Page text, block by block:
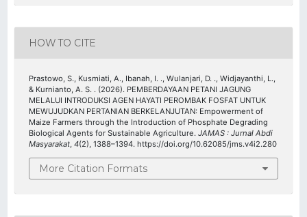
HOW TO CITE
Prastowo, S., Kusmiati, A., Ibanah, I. ., Wulanjari, D. ., Widjayanthi, L.,
& Kurnianto, A. S. . (2026). PEMBERDAYAAN PETANI JAGUNG
MELALUI INTRODUKSI AGEN HAYATI PEROMBAK FOSFAT UNTUK
MEWUJUDKAN PERTANIAN BERKELANJUTAN: Empowerment of
Maize Farmers through the Introduction of Phosphate Degrading
Biological Agents for Sustainable Agriculture.JAMAS : Jurnal Abdi
Masyarakat,4(2), 1388–1394. https://doi.org/10.62085/jms.v4i2.280
More Citation Formats